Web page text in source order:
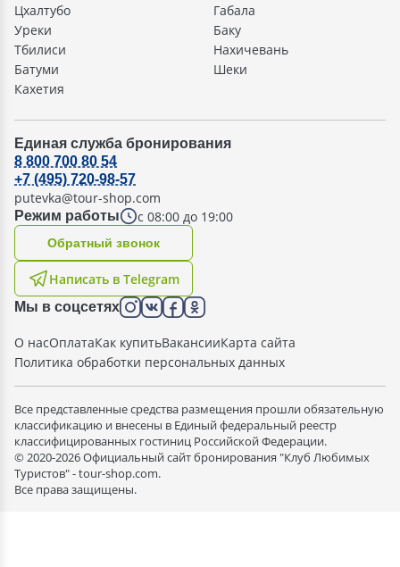
Цхалтубо
Уреки
Тбилиси
Батуми
Кахетия
Габала
Баку
Нахичевань
Шеки
Единая служба бронирования
Режим работы с 08:00 до 19:00
8 800 700 80 54
+7 (495) 720-98-57
putevka@tour-shop.com
Написать в Telegram
Oбратный звонок
Мы в соцсетях
О насОплатаКак купитьВакансииКарта сайта
Политика обработки персональных данных
Все представленные средства размещения прошли обязательную
классификацию и внесены в Единый федеральный реестр
классифицированных гостиниц Российской Федерации.
© 2020-2026 Официальный сайт бронирования "Клуб Любимых
Туристов" - tour-shop.com.
Все права защищены.